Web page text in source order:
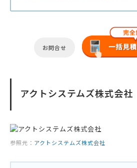
お問合せ
アクトシステムズ株式会社
参照元： アクトシステムズ株式会社